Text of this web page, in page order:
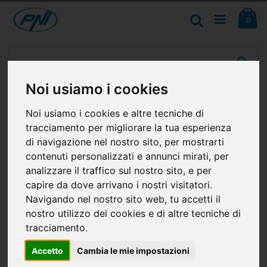
Noi usiamo i cookies
Noi usiamo i cookies e altre tecniche di
tracciamento per migliorare la tua esperienza
di navigazione nel nostro sito, per mostrarti
contenuti personalizzati e annunci mirati, per
analizzare il traffico sul nostro sito, e per
capire da dove arrivano i nostri visitatori.
Navigando nel nostro sito web, tu accetti il
nostro utilizzo dei cookies e di altre tecniche di
tracciamento.
Accetto Cambia le mie impostazioni
Salta
al
contenuto
0
Cerca
alla
galleria
immagini